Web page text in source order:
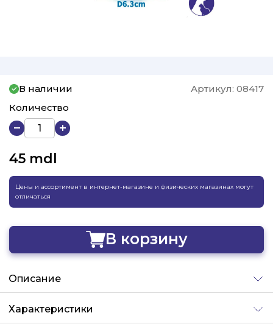
В наличии Артикул: 08417
Количество
45 mdl
Цены и ассортимент в интернет-магазине и физических магазинах могут
отличаться
В корзину
Добавлено
Описание
Характеристики